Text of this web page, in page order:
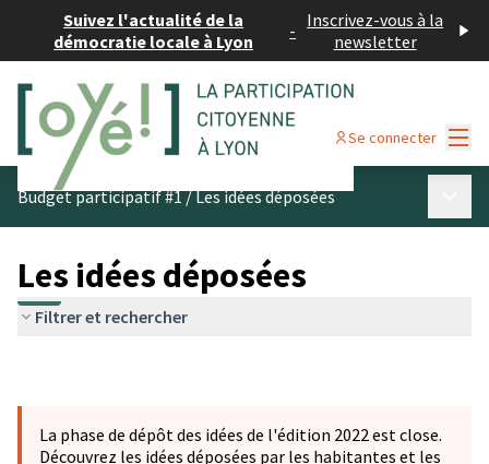
Suivez l'actualité de la
démocratie locale à Lyon
- Inscrivez-vous à la
newsletter
Se connecter
Budget participatif #1/Les idées déposées
Les idées déposées
Filtrer et rechercher
La phase de dépôt des idées de l'édition 2022 est close.
Découvrez les idées déposées par les habitantes et les